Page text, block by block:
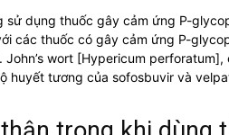
sử dụng thuốc gây cảm ứng P-
các thuốc có gây cảm ứng P-
John’s wort [Hypericum
huyết tương của sofosbuvir và